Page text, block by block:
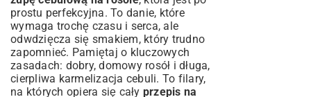
prostu perfekcyjna. To danie, które
wymaga trochę czasu i serca, ale
odwdzięcza się smakiem, który trudno
zapomnieć. Pamiętaj o kluczowych
zasadach: dobry, domowy rosół i długa,
cierpliwa karmelizacja cebuli. To filary,
na których opiera się cały przepis na